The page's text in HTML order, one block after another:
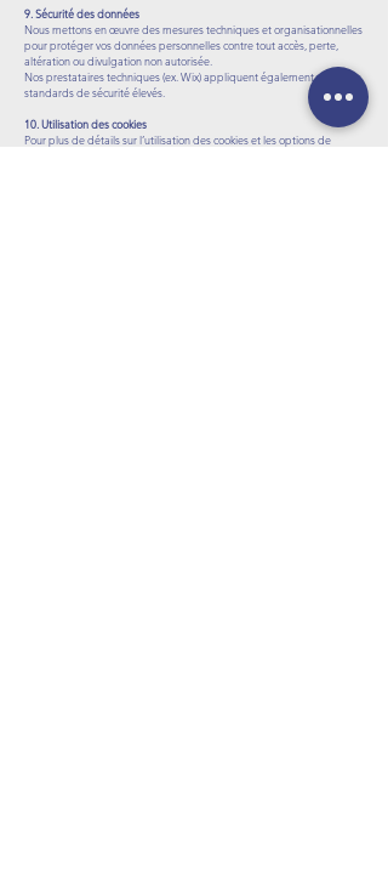
9. Sécurité des données
Nous mettons en œuvre des mesures techniques et organisationnelles
pour protéger vos données personnelles contre tout accès, perte,
altération ou divulgation non autorisée.
Nos prestataires techniques (ex. Wix) appliquent également des
standards de sécurité élevés.
10. Utilisation des cookies
Pour plus de détails sur l’utilisation des cookies et les options de